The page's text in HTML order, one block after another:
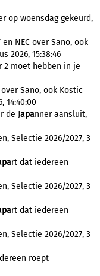
op woensdag gekeurd,
NEC over Sano, ook
2026, 15:38:46
2 moet hebben in je
Sano, ook Kostic
14:40:00
de Japanner aansluit,
Selectie 2026/2027, 3
rt dat iedereen
Selectie 2026/2027, 3
rt dat iedereen
Selectie 2026/2027, 3
roept